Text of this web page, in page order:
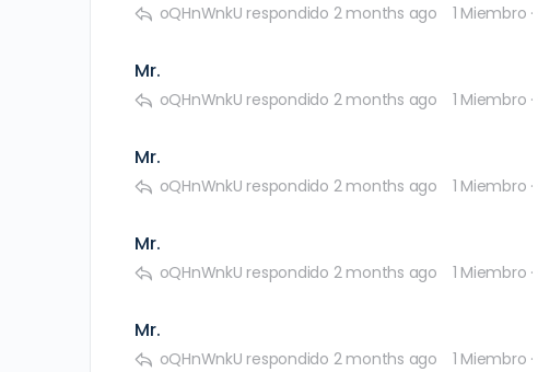
oQHnWnkU respondido 2 months ago 1 Miembro ·
Mr.
oQHnWnkU respondido 2 months ago 1 Miembro ·
Mr.
oQHnWnkU respondido 2 months ago 1 Miembro ·
Mr.
oQHnWnkU respondido 2 months ago 1 Miembro ·
Mr.
oQHnWnkU respondido 2 months ago 1 Miembro ·